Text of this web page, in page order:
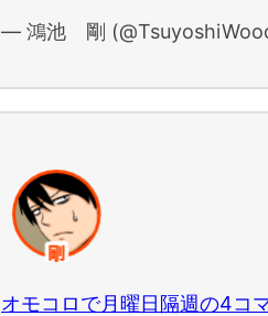
— 鴻池 剛
オモコロで月曜日隔週の4コ